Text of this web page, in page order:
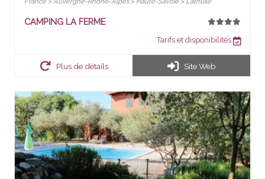
CAMPING LA FERME
Tarifs et disponibilités
Plus de détails Site Web